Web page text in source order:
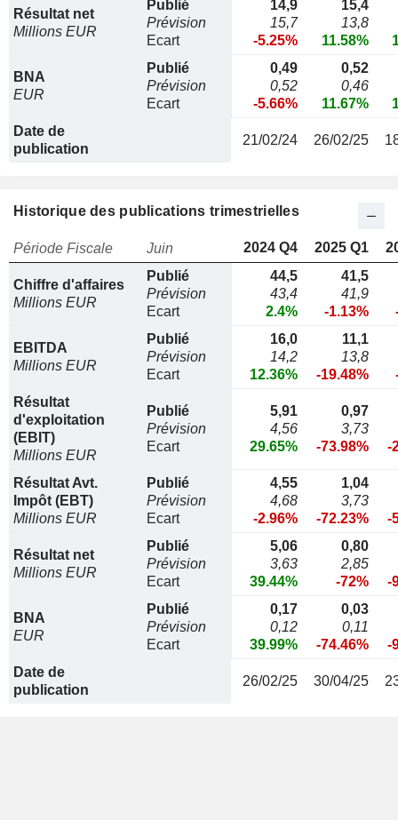
Résultat net
Millions EUR
Publié
Prévision
Ecart
14,9
15,7
-5.25%
15,4
13,8
11.58%
BNA
EUR
Publié
Prévision
Ecart
0,49
0,52
-5.66%
0,52
0,46
11.67%
Date de
publication
21/02/24 26/02/25
Historique des publications trimestrielles
Période Fiscale Juin 2024 Q4 2025 Q1
Chiffre d'affaires
Millions EUR
Publié
Prévision
Ecart
44,5
43,4
2.4%
41,5
41,9
-1.13%
EBITDA
Millions EUR
Publié
Prévision
Ecart
16,0
14,2
12.36%
11,1
13,8
-19.48%
Résultat
d'exploitation
(EBIT)
Millions EUR
Publié
Prévision
Ecart
5,91
4,56
29.65%
0,97
3,73
-73.98%
-
Résultat Avt.
Impôt (EBT)
Millions EUR
Publié
Prévision
Ecart
4,55
4,68
-2.96%
1,04
3,73
-72.23%
-
Résultat net
Millions EUR
Publié
Prévision
Ecart
5,06
3,63
39.44%
0,80
2,85
-72%
-
BNA
EUR
Publié
Prévision
Ecart
0,17
0,12
39.99%
0,03
0,11
-74.46%
-
Date de
publication
26/02/25 30/04/25